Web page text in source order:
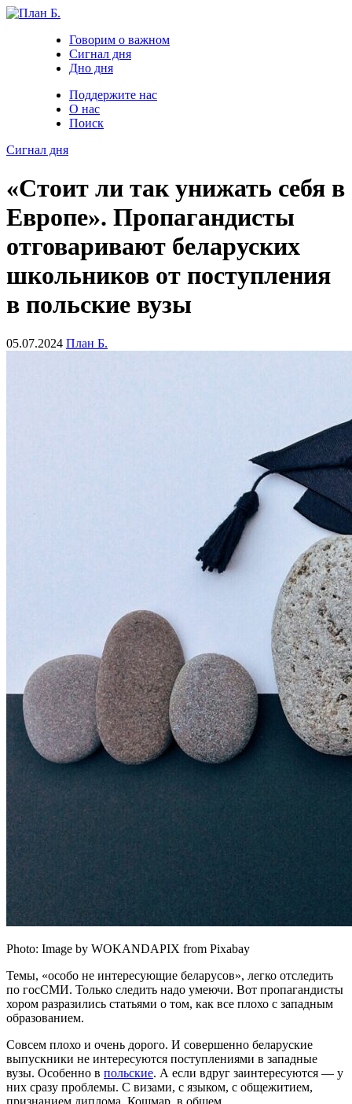
Говорим о важном
Сигнал дня
Дно дня
Поддержите нас
О нас
Поиск
Сигнал дня
«Стоит ли так унижать себя в
Европе». Пропагандисты
отговаривают беларуских
школьников от поступления
в польские вузы
05.07.2024 План Б.
Photo: Image by WOKANDAPIX from Pixabay
Темы, «особо не интересующие беларусов», легко отследить
по госСМИ. Только следить надо умеючи. Вот пропагандисты
хором разразились статьями о том, как все плохо с западным
образованием.
Совсем плохо и очень дорого. И совершенно беларуские
выпускники не интересуются поступлениями в западные
вузы. Особенно в польские. А если вдруг заинтересуются — у
них сразу проблемы. С визами, с языком, с общежитием,
признанием диплома. Кошмар, в общем.